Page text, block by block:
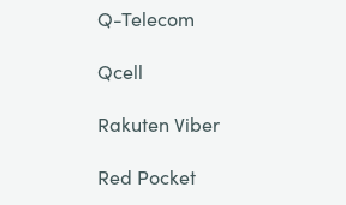
Q-Telecom
Qcell
Rakuten Viber
Red Pocket